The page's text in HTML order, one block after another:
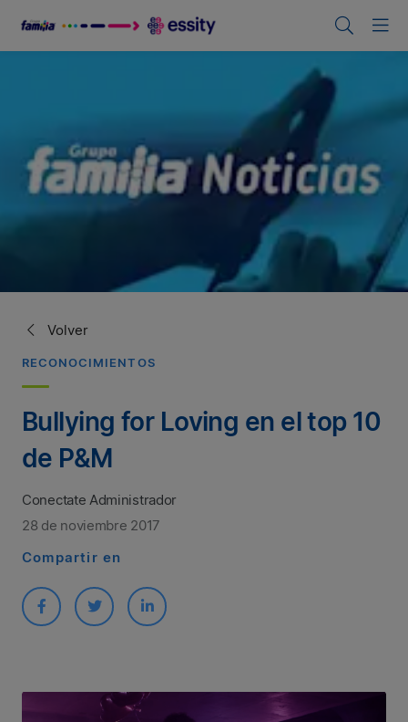
Volver
RECONOCIMIENTOS
Bullying for Loving en el top 10
de P&M
Conectate Administrador
28 de noviembre 2017
Compartir en